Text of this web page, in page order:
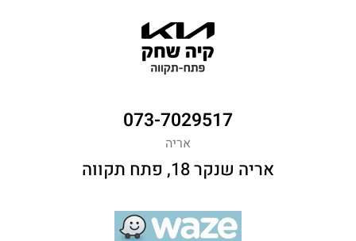
073-7029517
אריה
אריה שנקר 18, פתח תקווה